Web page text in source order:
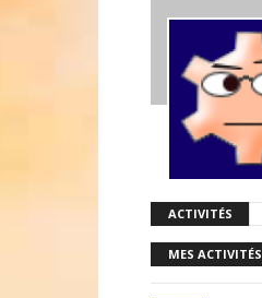
ACTIVITÉS
MES ACTIVITÉS